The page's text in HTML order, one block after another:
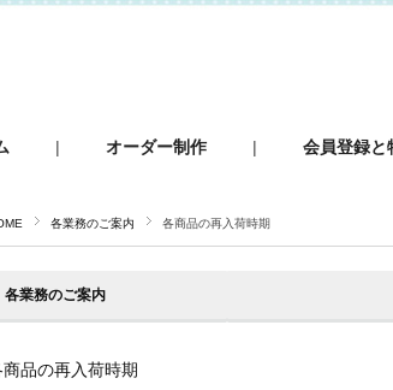
オーダー制作 会員登録と
各業務のご案内 各商品の再入荷時期
各業務のご案内
商品の再入荷時期